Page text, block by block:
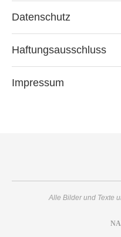
Datenschutz
Haftungsausschluss
Impressum
Alle Bilder und Texte